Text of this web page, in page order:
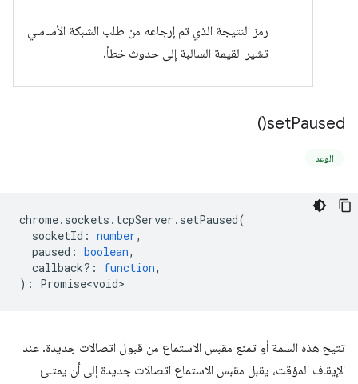
رمز النتيجة الذي تم إرجاعه من طلب الشبكة الأساسي
تشير القيمة السالبة إلى حدوث خطأ.
setPaused(
)
الوعد
chrome. sockets . tcpServer . setPaused(
socketId : number,
paused : boolean,
callback? : function,
) : Promise<void>
تتيح هذه السمة أو تمنع مقبس الاستماع من قبول اتصالات جديدة. عند
الإيقاف المؤقت، يقبل مقبس الاستماع اتصالات جديدة إلى أن يمتلئ